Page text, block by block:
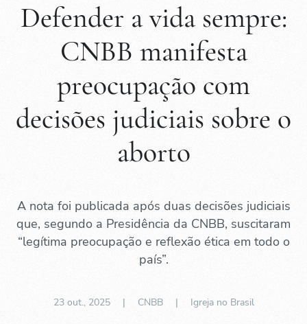
Defender a vida sempre:
CNBB manifesta
preocupação com
decisões judiciais sobre o
aborto
A nota foi publicada após duas decisões judiciais
que, segundo a Presidência da CNBB, suscitaram
“legítima preocupação e reflexão ética em todo o
país”.
23 out., 2025| CNBB | Igreja no Brasil